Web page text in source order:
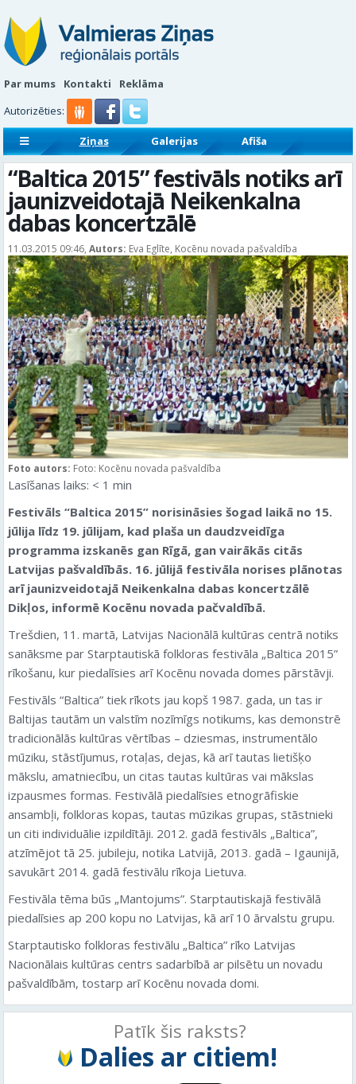
Par mums Kontakti
Reklāma
Autorizēties:
Ziņas Galerijas
Afiša
Sludinājumi
Reklāmraksti
“Baltica 2015” festivāls notiks arī
jaunizveidotajā Neikenkalna
dabas koncertzālē
11.03.2015 09:46, Autors: Eva Eglīte, Kocēnu novada pašvaldība
Foto autors: Foto: Kocēnu novada pašvaldība
Lasīšanas laiks: < 1 min
Festivāls “Baltica 2015” norisināsies šogad laikā no 15.
jūlija līdz 19. jūlijam, kad plaša un daudzveidīga
programma izskanēs gan Rīgā, gan vairākās citās
Latvijas pašvaldībās. 16. jūlijā festivāla norises plānotas
arī jaunizveidotajā Neikenkalna dabas koncertzālē
Dikļos, informē Kocēnu novada pačvaldībā.
Trešdien, 11. martā, Latvijas Nacionālā kultūras centrā notiks
sanāksme par Starptautiskā folkloras festivāla „Baltica 2015”
rīkošanu, kur piedalīsies arī Kocēnu novada domes pārstāvji.
Festivāls “Baltica” tiek rīkots jau kopš 1987. gada, un tas ir
Baltijas tautām un valstīm nozīmīgs notikums, kas demonstrē
tradicionālās kultūras vērtības – dziesmas, instrumentālo
mūziku, stāstījumus, rotaļas, dejas, kā arī tautas lietišķo
mākslu, amatniecību, un citas tautas kultūras vai mākslas
izpausmes formas. Festivālā piedalīsies etnogrāfiskie
ansambļi, folkloras kopas, tautas mūzikas grupas, stāstnieki
un citi individuālie izpildītāji. 2012. gadā festivāls „Baltica”,
atzīmējot tā 25. jubileju, notika Latvijā, 2013. gadā – Igaunijā,
savukārt 2014. gadā festivālu rīkoja Lietuva.
Festivāla tēma būs „Mantojums”. Starptautiskajā festivālā
piedalīsies ap 200 kopu no Latvijas, kā arī 10 ārvalstu grupu.
Starptautisko folkloras festivālu „Baltica” rīko Latvijas
Nacionālais kultūras centrs sadarbībā ar pilsētu un novadu
pašvaldībām, tostarp arī Kocēnu novada domi.
Patīk šis raksts?
Dalies ar citiem!